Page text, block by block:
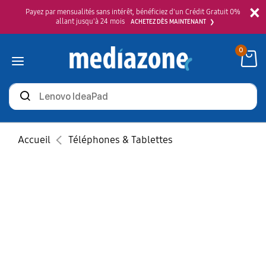
×
Payez par mensualités sans intérêt, bénéficiez d'un Crédit Gratuit 0%
allant jusqu'à 24 mois
ACHETEZ DÈS MAINTENANT
Rechercher
des
produits
0
Accueil Téléphones & Tablettes